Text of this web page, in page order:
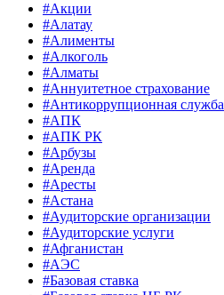
#Акции
#Алатау
#Алименты
#Алкоголь
#Алматы
#Аннуитетное страхование
#Антикоррупционная служба
#АПК
#АПК РК
#Арбузы
#Аренда
#Аресты
#Астана
#Аудиторские организации
#Аудиторские услуги
#Афганистан
#АЭС
#Базовая ставка